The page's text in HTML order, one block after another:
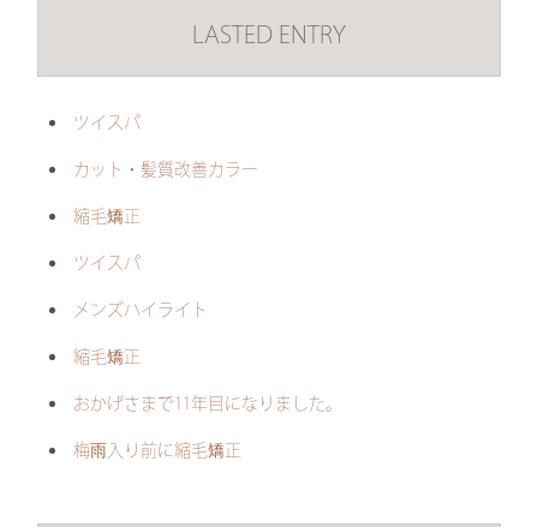
LASTED ENTRY
ツイスパ
カット・髪質改善カラー
縮毛矯正
ツイスパ
メンズハイライト
縮毛矯正
おかげさまで11年目になりました。
梅雨入り前に縮毛矯正